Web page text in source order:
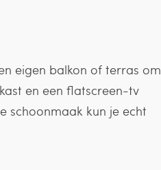
eigen balkon of terras om
en een flatscreen-tv
schoonmaak kun je echt